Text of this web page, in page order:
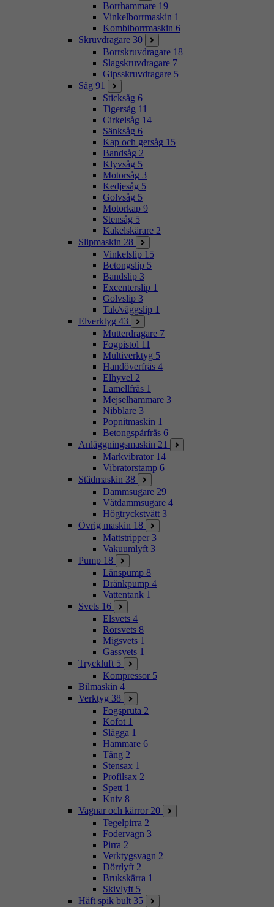
Borrhammare 19
Vinkelborrmaskin 1
Kombiborrmaskin 6
Skruvdragare 30
Borrskruvdragare 18
Slagskruvdragare 7
Gipsskruvdragare 5
Såg 91
Sticksåg 6
Tigersåg 11
Cirkelsåg 14
Sänksåg 6
Kap och gersåg 15
Bandsåg 2
Klyvsåg 5
Motorsåg 3
Kedjesåg 5
Golvsåg 5
Motorkap 9
Stensåg 5
Kakelskärare 2
Slipmaskin 28
Vinkelslip 15
Betongslip 5
Bandslip 3
Excenterslip 1
Golvslip 3
Tak/väggslip 1
Elverktyg 43
Mutterdragare 7
Fogpistol 11
Multiverktyg 5
Handöverfräs 4
Elhyvel 2
Lamellfräs 1
Mejselhammare 3
Nibblare 3
Popnitmaskin 1
Betongspårfräs 6
Anläggningsmaskin 21
Markvibrator 14
Vibratorstamp 6
Städmaskin 38
Dammsugare 29
Våtdammsugare 4
Högtryckstvätt 3
Övrig maskin 18
Mattstripper 3
Vakuumlyft 3
Pump 18
Länspump 8
Dränkpump 4
Vattentank 1
Svets 16
Elsvets 4
Rörsvets 8
Migsvets 1
Gassvets 1
Tryckluft 5
Kompressor 5
Bilmaskin 4
Verktyg 38
Fogspruta 2
Kofot 1
Slägga 1
Hammare 6
Tång 2
Stensax 1
Profilsax 2
Spett 1
Kniv 8
Vagnar och kärror 20
Tegelpirra 2
Fodervagn 3
Pirra 2
Verktygsvagn 2
Dörrlyft 2
Brukskärra 1
Skivlyft 5
Häft spik bult 35